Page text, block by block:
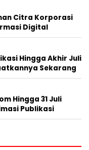
Citra Korporasi
Digital
Hingga Akhir Juli
Sekarang
Hingga 31 Juli
Publikasi